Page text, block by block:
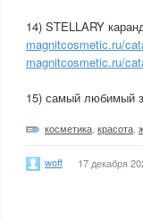
14) STELLARY
magnitcosmetic.ru/
magnitcosmetic.ru/
15) самый любимый
косметика красота
woff 17 декабря